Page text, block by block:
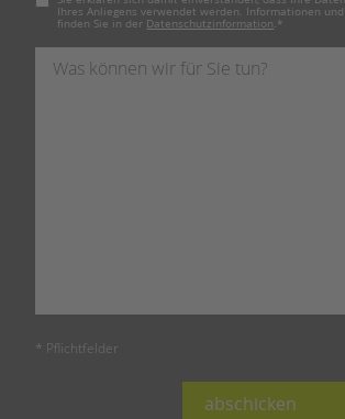
Ihres Anliegens verwendet werden. Informationen
finden Sie in der Datenschutzinformation *
* Pflichtfelder
abschicken